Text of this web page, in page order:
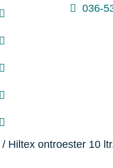
036-
/ Hiltex ontroester 10